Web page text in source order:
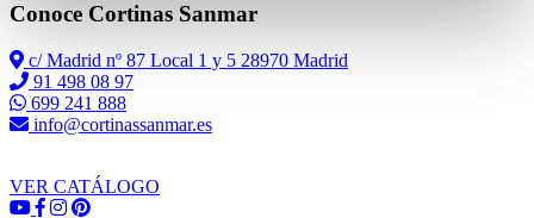
Conoce Cortinas Sanmar
c/ Madrid nº 87 Local 1 y 5 28970 Madrid
91 498 08 97
699 241 888
info@cortinassanmar.es
VER CATÁLOGO